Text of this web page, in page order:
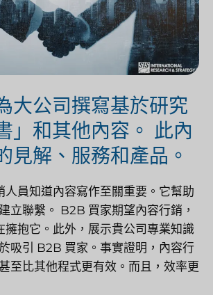
大公司撰寫基於研究
」和其他內容。 此內
見解、服務和產品。
員知道內容寫作至關重要。它幫助
立聯繫。 B2B 買家期望內容行銷，
擁抱它。此外，展示貴公司專業知識
吸引 B2B 買家。事實證明，內容行
至比其他程式更有效。而且，效率更